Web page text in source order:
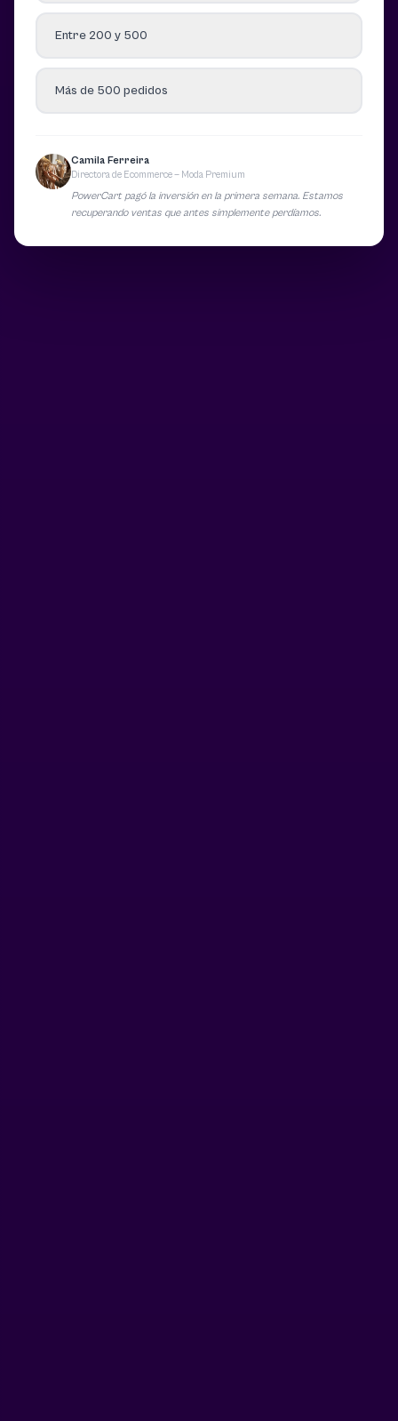
Entre 200 y 500
Más de 500 pedidos
Camila Ferreira
Directora de Ecommerce — Moda Premium
PowerCart pagó la inversión en la primera semana. Estamos
recuperando ventas que antes simplemente perdíamos.